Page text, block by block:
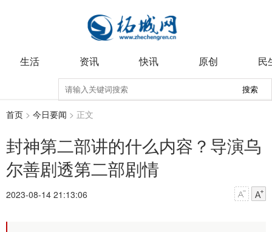
生活 资讯 快讯 原创 民
搜索
首页 > 今日要闻 > 正文
封神第二部讲的什么内容？导演乌
尔善剧透第二部剧情
2023-08-14 21:13:06